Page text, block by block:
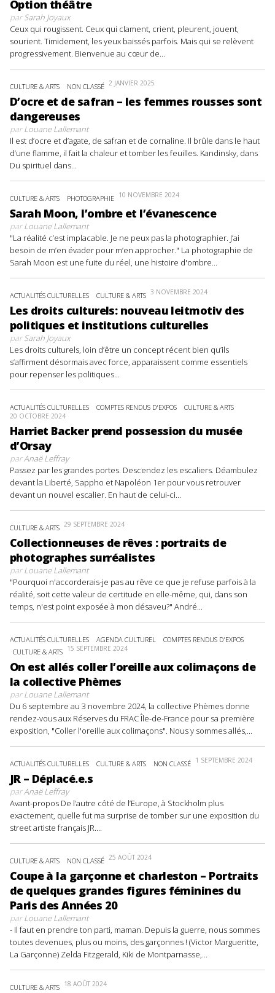
Option théâtre
parSarah Joyaux
Ceux qui rougissent. Ceux qui clament, crient, pleurent, jouent,
sourient. Timidement, les yeux baissés parfois. Mais qui se relèvent
progressivement. Bienvenue au cœur de...
CULTURE & ARTS NON CLASSÉ 2 JANVIER 2025
D’ocre et de safran – les femmes rousses sont
dangereuses
parLouane Lallemant
Il est d’ocre et d’agate, de safran et de cornaline. Il brûle dans le haut
d’une flamme, il fait la chaleur et tomber les feuilles. Kandinsky, dans
Du spirituel dans...
CULTURE & ARTS PHOTOGRAPHIE 10 NOVEMBRE 2024
Sarah Moon, l’ombre et l’évanescence
parLouane Lallemant
"La réalité c’est implacable. Je ne peux pas la photographier. J’ai
besoin de m’en évader pour m’en approcher." La photographie de
Sarah Moon est une fuite du réel, une histoire d'ombre...
ACTUALITÉS CULTURELLES CULTURE & ARTS 3 NOVEMBRE 2024
Les droits culturels: nouveau leitmotiv des
politiques et institutions culturelles
parSarah Joyaux
Les droits culturels, loin d’être un concept récent bien qu’ils
s’affirment désormais avec force, apparaissent comme essentiels
pour repenser les politiques...
ACTUALITÉS CULTURELLES COMPTES RENDUS D'EXPOS CULTURE & ARTS
20 OCTOBRE 2024
Harriet Backer prend possession du musée
d’Orsay
parAnaë Leffray
Passez par les grandes portes. Descendez les escaliers. Déambulez
devant la Liberté, Sappho et Napoléon 1er pour vous retrouver
devant un nouvel escalier. En haut de celui-ci...
CULTURE & ARTS 29 SEPTEMBRE 2024
Collectionneuses de rêves : portraits de
photographes surréalistes
parLouane Lallemant
"Pourquoi n'accorderais-je pas au rêve ce que je refuse parfois à la
réalité, soit cette valeur de certitude en elle-même, qui, dans son
temps, n'est point exposée à mon désaveu?" André...
ACTUALITÉS CULTURELLES AGENDA CULTUREL
COMPTES RENDUS D'EXPOS
CULTURE & ARTS 15 SEPTEMBRE 2024
On est allés coller l’oreille aux colimaçons de
la collective Phèmes
parLouane Lallemant
Du 6 septembre au 3 novembre 2024, la collective Phèmes donne
rendez-vous aux Réserves du FRAC Île-de-France pour sa première
exposition, "Coller l'oreille aux colimaçons". Nous y sommes allés,...
ACTUALITÉS CULTURELLES CULTURE & ARTS NON CLASSÉ 1 SEPTEMBRE 2024
JR – Déplacé.e.s
parAnaë Leffray
Avant-propos De l’autre côté de l’Europe, à Stockholm plus
exactement, quelle fut ma surprise de tomber sur une exposition du
street artiste français JR....
CULTURE & ARTS NON CLASSÉ 25 AOÛT 2024
Coupe à la garçonne et charleston – Portraits
de quelques grandes figures féminines du
Paris des Années 20
parLouane Lallemant
- Il faut en prendre ton parti, maman. Depuis la guerre, nous sommes
toutes devenues, plus ou moins, des garçonnes ! (Victor Margueritte,
La Garçonne) Zelda Fitzgerald, Kiki de Montparnasse,...
CULTURE & ARTS 18 AOÛT 2024